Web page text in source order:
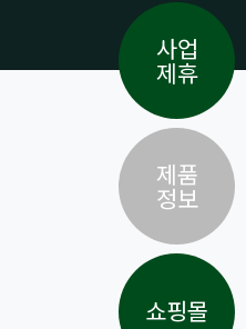
사업
제휴
제품
정보
쇼핑몰